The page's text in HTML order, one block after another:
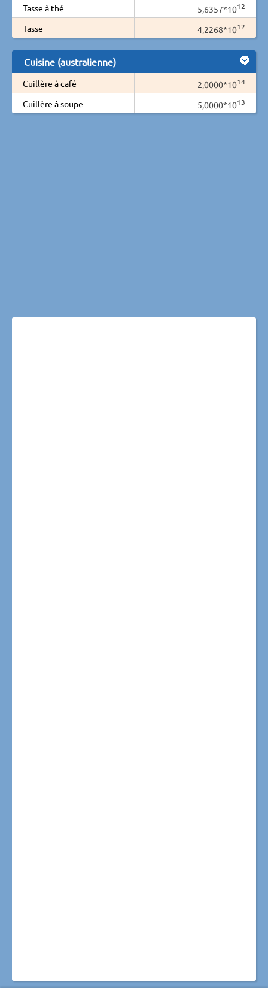
Tasse à thé
5,6357*1012
Tasse 4,2268*1012
Cuisine (australienne)
Cuillère à café 2,0000*1014
Cuillère à soupe 5,0000*1013